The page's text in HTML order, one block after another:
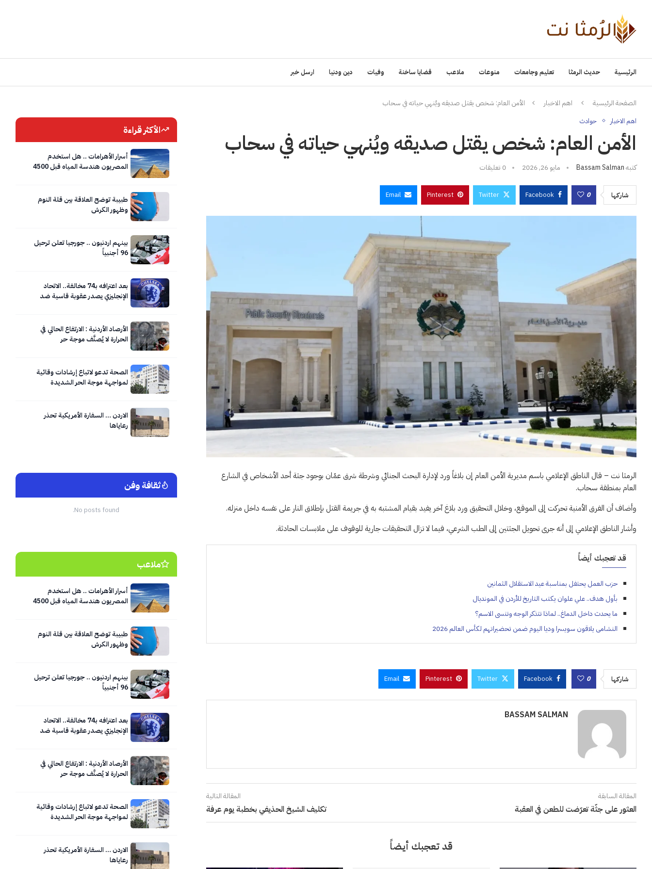
الرئيسية حديث الرمثا تعليم وجامعات منوعات ملاعب قضايا ساخنة وفيات دين ودنيا ارسل خبر
الصفحة الرئيسية اهم الاخبار الأمن العام: شخص يقتل صديقه ويُنهي حياته في سحاب
اهم الاخبار حوادث
الأمن العام: شخص يقتل صديقه ويُنهي حياته في سحاب
كتبهBassam Salman مايو 26, 2026 0 تعليقات
شاركها 0
Facebook
Twitter
Pinterest
Email
الرمثا نت – قال الناطق الإعلامي باسم مديرية الأمن العام إن بلاغاً ورد لإدارة البحث الجنائي وشرطة شرق عمّان بوجود جثة أحد الأشخاص في الشارع
العام بمنطقة سحاب.
وأضاف أن الفرق الأمنية تحركت إلى الموقع، وخلال التحقيق ورد بلاغ آخر يفيد بقيام المشتبه به في جريمة القتل بإطلاق النار على نفسه داخل منزله.
وأشار الناطق الإعلامي إلى أنه جرى تحويل الجثتين إلى الطب الشرعي، فيما لا تزال التحقيقات جارية للوقوف على ملابسات الحادثة.
قد تعجبك أيضاً
حزب العمل يحتفل بمناسبة عيد الاستقلال الثمانين
بأول هدف.. علي علوان يكتب التاريخ للأردن في المونديال
ما يحدث داخل الدماغ.. لماذا تتذكر الوجه وتنسى الاسم؟
النشامى يلاقون سويسرا وديا اليوم ضمن تحضيراتهم لكأس العالم 2026
شاركها 0
Facebook
Twitter
Pinterest
Email
BASSAM SALMAN
المقالة السابقة
العثور على جثّة تعرّضت للطعن في العقبة
المقالة التالية
تكليف الشيخ الحذيفي بخطبة يوم عرفة
قد تعجبك أيضاً
الأكثر قراءة
أسرار الأهرامات .. هل استخدم
المصريون هندسة المياه قبل 4500
طبيبة توضح العلاقة بين قلة النوم
وظهور الكرش
بينهم اردنيون .. جورجيا تعلن ترحيل
96 أجنبياً
بعد اعترافه بـ74 مخالفة.. الاتحاد
الإنجليزي يصدر عقوبة قاسية ضد
الأرصاد الأردنية : الارتفاع الحالي في
الحرارة لا يُصنَّف موجة حر
الصحة تدعو لاتباع إرشادات وقائية
لمواجهة موجة الحر الشديدة
الاردن … السفارة الأمريكية تحذر
رعاياها
ثقافة وفن
No posts found.
ملاعب
أسرار الأهرامات .. هل استخدم
المصريون هندسة المياه قبل 4500
طبيبة توضح العلاقة بين قلة النوم
وظهور الكرش
بينهم اردنيون .. جورجيا تعلن ترحيل
96 أجنبياً
بعد اعترافه بـ74 مخالفة.. الاتحاد
الإنجليزي يصدر عقوبة قاسية ضد
الأرصاد الأردنية : الارتفاع الحالي في
الحرارة لا يُصنَّف موجة حر
الصحة تدعو لاتباع إرشادات وقائية
لمواجهة موجة الحر الشديدة
الاردن … السفارة الأمريكية تحذر
رعاياها